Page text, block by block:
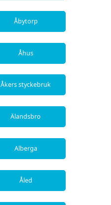
Åbytorp
Åhus
Åkers styckebruk
Älandsbro
Alberga
Åled